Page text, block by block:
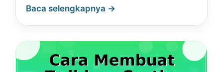
Baca selengkapnya →